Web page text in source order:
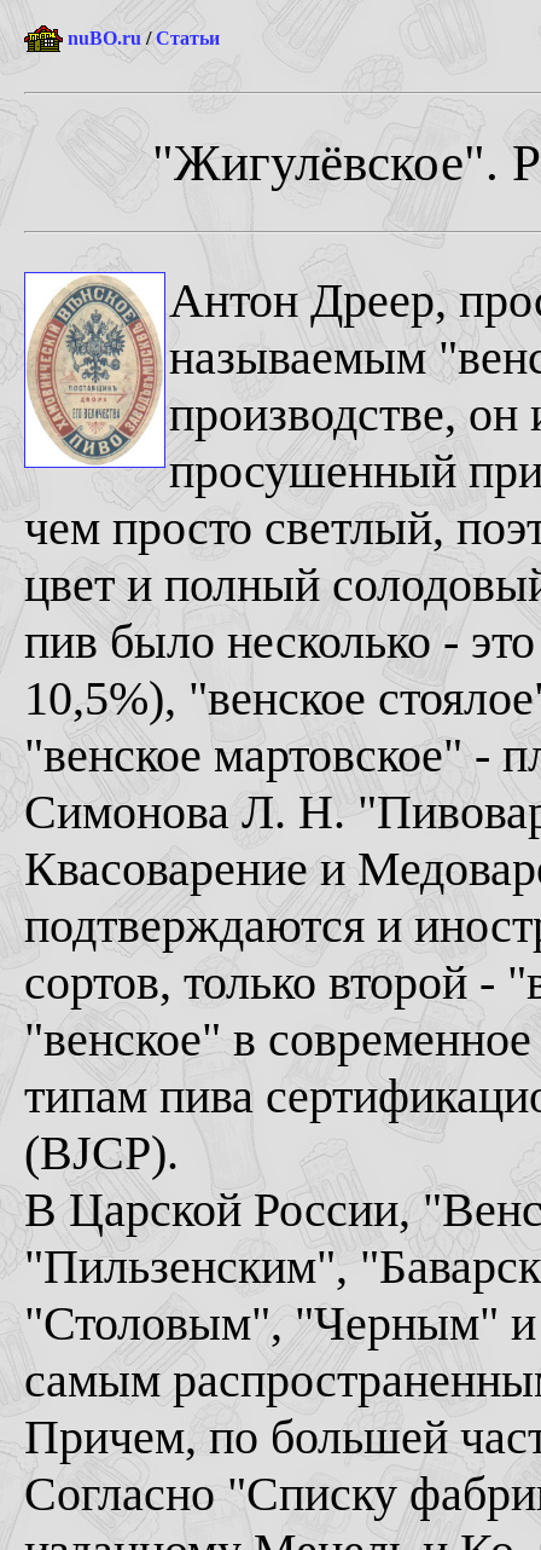
nuBO.ru /Статьи
"Жигулёвское".
Антон Дреер,
называемым
производстве, он
просушенный
чем просто светлый,
цвет и полный
пив было несколько -
10,5%), "венское
"венское мартовское" -
Симонова Л. Н.
Квасоварение и
подтверждаются и
сортов, только второй -
"венское" в
типам пива
(BJCP).
В Царской России,
"Пильзенским",
"Столовым", "Черным" и
самым
Причем, по большей
Согласно "Списку